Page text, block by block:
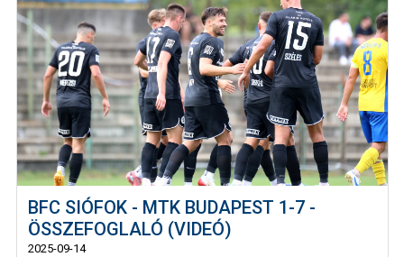
BFC SIÓFOK - MTK BUDAPEST 1-7 -
ÖSSZEFOGLALÓ (VIDEÓ)
2025-09-14